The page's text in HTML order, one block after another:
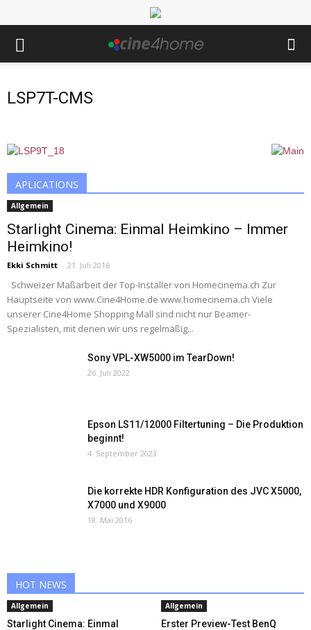
LSP7T-CMS
APLICATIONS
Allgemein
Starlight Cinema: Einmal Heimkino – Immer
Heimkino!
Ekki Schmitt - 21. Juli 2016
Schweizer Maßarbeit der Top-Installer von Homecinema.ch Zur
Hauptseite von www.Cine4Home.de www.homecinema.ch Viele
unserer Cine4Home Shopping Mall sind nicht nur Beamer-
Spezialisten, mit denen wir uns regelmäßig...
Sony VPL-XW5000 im TearDown!
26. Juli 2022
Epson LS11/12000 Filtertuning – Die Produktion
beginnt!
4. September 2023
Die korrekte HDR Konfiguration des JVC X5000,
X7000 und X9000
18. Mai 2016
HOT NEWS
Allgemein
Starlight Cinema: Einmal
Allgemein
Erster Preview-Test BenQ